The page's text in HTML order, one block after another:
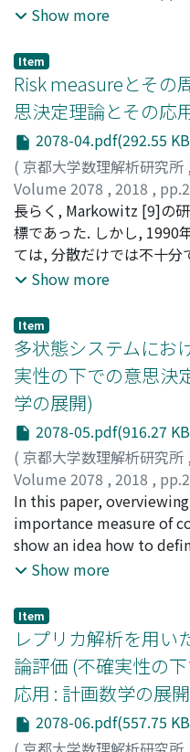
南野, 友香;井上, 真二
ジ;ヤマダ, シゲル
Show more
Item
Risk measureとその
思決定理論とその応
2078-04.pdf(292.55
( 京都大学数理解析研究所 ,
Volume 2078 , 2018 ,
影山, 正幸;王, キ;
マ, マサユキ
長らく, Markowitz [9]の
標であった. しかし, 1990
ては, 分散だけでは不十分
り, リスク測度に関する研
11, 12, 13]. 本稿では[10]
Functionalを紹介する.
Show more
Item
多状態システムにお
実性の下での意思決
学の展開)
2078-05.pdf(916.27
( 京都大学数理解析研究所 ,
Volume 2078 , 2018 ,
大鑄, 史男;Ohi, Fumio;
In this paper,
importance measure of
show an idea how to
general state spaces of
These measures may be
of big and complex real
plants, complex
on.
Show more
Item
レプリカ解析を用い
論評価 (不確実性の
応用 : 計画数学の展
2078-06.pdf(557.75